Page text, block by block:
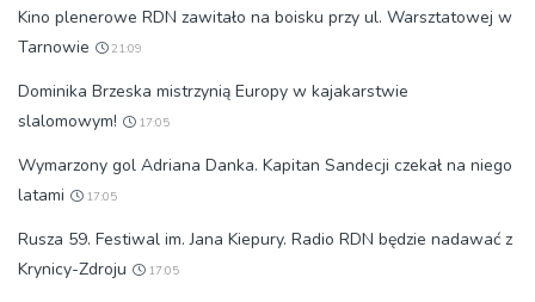
Kino plenerowe RDN zawitało na boisku przy ul. Warsztatowej w
Tarnowie
21:09
Dominika Brzeska mistrzynią Europy w kajakarstwie
slalomowym!
17:05
Wymarzony gol Adriana Danka. Kapitan Sandecji czekał na niego
latami
17:05
Rusza 59. Festiwal im. Jana Kiepury. Radio RDN będzie nadawać z
Krynicy-Zdroju
17:05